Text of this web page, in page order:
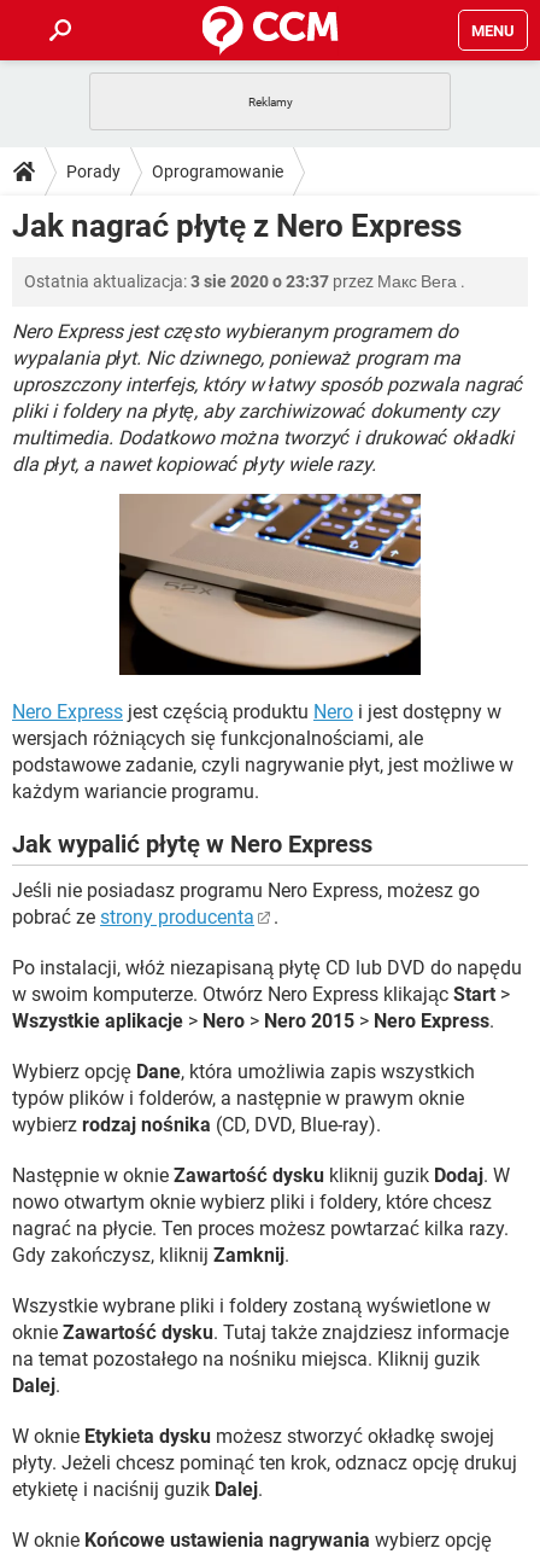
MENU
GRY WHATSAPP
SPOTIFY NETFLIX
PORADY
PlayStation TIKTOK
GRY WHATSAPP
SPOTIFY NETFLIX
INSTAGRAM
WINDOWS 10
DO POBRANIA
IOS NETFLIX
INSTAGRAM FACEBOOK
WINDOWS 10
FORUM
COVID-19
GRY WHATSAPP
SPOTIFY NETFLIX
INSTAGRAM FACEBOOK
ARTYKUŁY
COVID-19 TIKTOK
WHATSAPP
SPOTIFY NETFLIX
FACEBOOK
Porady Oprogramowanie
Jak nagrać płytę z Nero Express
Ostatnia aktualizacja:3 sie 2020 o 23:37 przez Макс Вега .
Nero Express jest często wybieranym programem do
wypalania płyt. Nic dziwnego, ponieważ program ma
uproszczony interfejs, który w łatwy sposób pozwala nagrać
pliki i foldery na płytę, aby zarchiwizować dokumenty czy
multimedia. Dodatkowo można tworzyć i drukować okładki
dla płyt, a nawet kopiować płyty wiele razy.
Nero Express jest częścią produktu Nero i jest dostępny w
wersjach różniących się funkcjonalnościami, ale
podstawowe zadanie, czyli nagrywanie płyt, jest możliwe w
każdym wariancie programu.
Jak wypalić płytę w Nero Express
Jeśli nie posiadasz programu Nero Express, możesz go
pobrać ze strony producenta .
Po instalacji, włóż niezapisaną płytę CD lub DVD do napędu
w swoim komputerze. Otwórz Nero Express klikając Start >
Wszystkie aplikacje > Nero > Nero 2015 > Nero Express.
Wybierz opcję Dane, która umożliwia zapis wszystkich
typów plików i folderów, a następnie w prawym oknie
wybierz rodzaj nośnika (CD, DVD, Blue-ray).
Następnie w oknie Zawartość dysku kliknij guzik Dodaj. W
nowo otwartym oknie wybierz pliki i foldery, które chcesz
nagrać na płycie. Ten proces możesz powtarzać kilka razy.
Gdy zakończysz, kliknij Zamknij.
Wszystkie wybrane pliki i foldery zostaną wyświetlone w
oknie Zawartość dysku. Tutaj także znajdziesz informacje
na temat pozostałego na nośniku miejsca. Kliknij guzik
Dalej.
W oknie Etykieta dysku możesz stworzyć okładkę swojej
płyty. Jeżeli chcesz pominąć ten krok, odznacz opcję drukuj
etykietę i naciśnij guzik Dalej.
W oknie Końcowe ustawienia nagrywania wybierz opcję